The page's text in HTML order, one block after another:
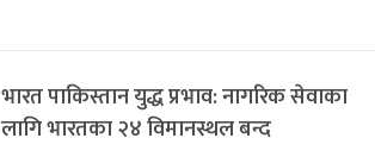
भारत पाकिस्तान युद्ध प्रभाव: नागरिक सेवाका
लागि भारतका २४ विमानस्थल बन्द